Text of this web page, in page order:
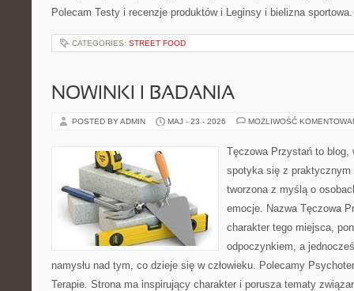
Polecam Testy i recenzje produktów i Leginsy i bielizna
CATEGORIES: STREET FOOD
NOWINKI I BADANIA
POSTED BY ADMIN MAJ - 23 - 2026 MOŻLIWOŚĆ
Tęczowa Przystań to
spotyka się z praktycznym
tworzona z myślą o
emocje. Nazwa Tęczowa
charakter tego miejsca,
odpoczynkiem, a
namysłu nad tym, co dzieje się w człowieku. Polecamy
Terapie. Strona ma inspirujący charakter i porusza tematy